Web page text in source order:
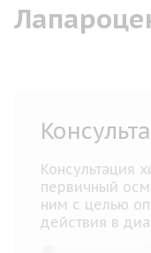
Консультация
первичный
ним с целью
действия в